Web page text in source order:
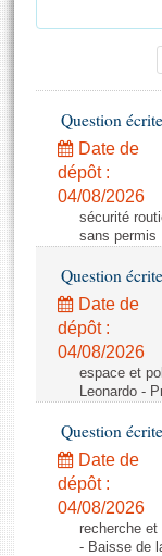
Projets de loi
Propositions de
Amendements
Textes adoptés
Rapports
Rapports sur
Baromètre de
Dossiers
Budget et
Questions
Comptes rendus
Documents
( Constitution |
Histoire
Juniors
Anciennes
La
Contacts et
Photos libres
Question
Date de
dépôt :
04/08/2026
sécurité
sans permis
Question
Date de
dépôt :
04/08/2026
espace et
Leonardo -
Question
Date de
dépôt :
04/08/2026
recherche
- Baisse de